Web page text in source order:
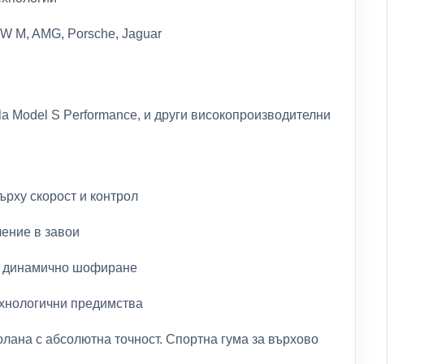
M, AMG, Porsche, Jaguar
S Performance, и други високопроизводителни
скорост и контрол
в завои
динамично шофиране
предимства
с абсолютна точност. Спортна гума за върхово